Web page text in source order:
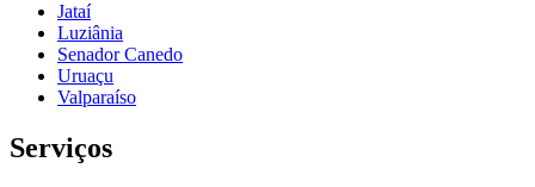
Jataí
Luziânia
Senador Canedo
Uruaçu
Valparaíso
Serviços